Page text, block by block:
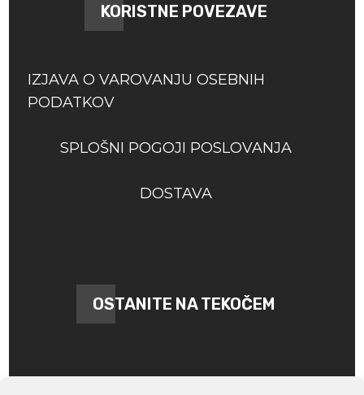
KORISTNE POVEZAVE
IZJAVA O VAROVANJU OSEBNIH
PODATKOV
SPLOŠNI POGOJI POSLOVANJA
DOSTAVA
OSTANITE NA TEKOČEM